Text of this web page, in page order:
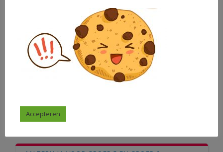
Naamkaartjes thema uilen
€2,00
Lisa Koetsier
In winkelwagen
Accepteren